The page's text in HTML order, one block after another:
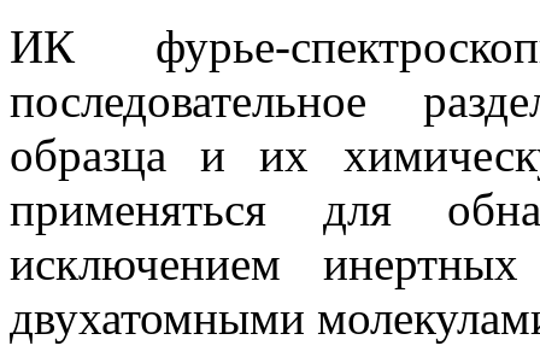
ИК фурье-
последовательное
образца и их
применяться для
исключением
двухатомными